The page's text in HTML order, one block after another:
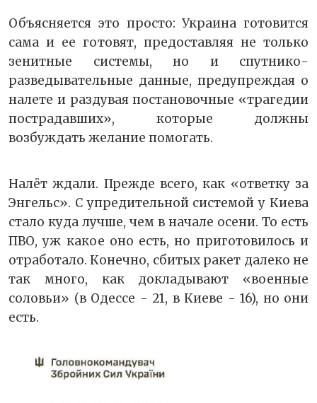
Объясняется это просто: Украина готовится
сама и ее готовят, предоставляя не только
зенитные системы, но и спутнико-
разведывательные данные, предупреждая о
налете и раздувая постановочные «трагедии
пострадавших», которые должны
возбуждать желание помогать.
Налёт ждали. Прежде всего, как «ответку за
Энгельс». С упредительной системой у Киева
стало куда лучше, чем в начале осени. То есть
ПВО, уж какое оно есть, но приготовилось и
отработало. Конечно, сбитых ракет далеко не
так много, как докладывают «военные
соловьи» (в Одессе - 21, в Киеве - 16), но они
есть.